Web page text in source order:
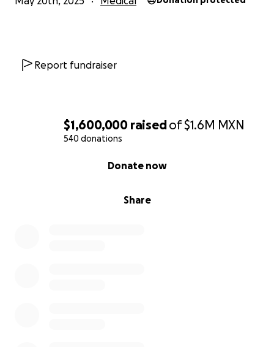
$1,600,000 raisedof$1.6M MXN
540 donations
Share
Donate now
Report fundraiser